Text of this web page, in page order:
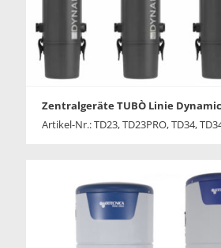
Zentralgeräte TUBÒ Linie
Artikel-Nr.: TD23, TD23PRO, TD34,